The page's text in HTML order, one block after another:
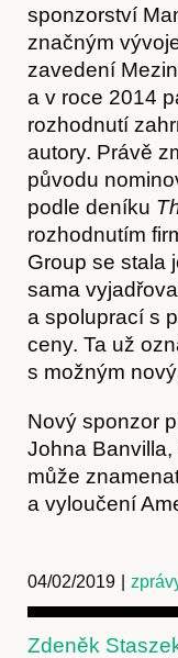
sponzorství
značným
zavedení
a v roce 2014
rozhodnutí
autory. Právě
původu
podle deníku
rozhodnutím
Group se stala
sama
a spoluprací s
ceny. Ta už
s možným
Nový sponzor
Johna
může
a vyloučení
04/02/2019
Zdeněk